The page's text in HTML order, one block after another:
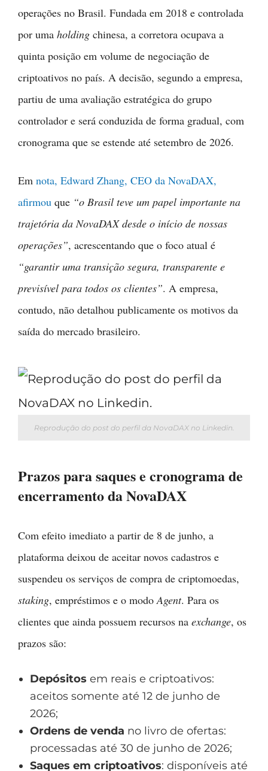
operações no Brasil. Fundada em 2018 e controlada
por uma holding chinesa, a corretora ocupava a
quinta posição em volume de negociação de
criptoativos no país. A decisão, segundo a empresa,
partiu de uma avaliação estratégica do grupo
controlador e será conduzida de forma gradual, com
cronograma que se estende até setembro de 2026.
Em nota, Edward Zhang, CEO da NovaDAX,
afirmou que “o Brasil teve um papel importante na
trajetória da NovaDAX desde o início de nossas
operações”, acrescentando que o foco atual é
“garantir uma transição segura, transparente e
previsível para todos os clientes”. A empresa,
contudo, não detalhou publicamente os motivos da
saída do mercado brasileiro.
Reprodução do post do perfil da NovaDAX no Linkedin.
Prazos para saques e cronograma de
encerramento da NovaDAX
Com efeito imediato a partir de 8 de junho, a
plataforma deixou de aceitar novos cadastros e
suspendeu os serviços de compra de criptomoedas,
staking, empréstimos e o modoAgent. Para os
clientes que ainda possuem recursos na exchange, os
prazos são:
Depósitos em reais e criptoativos:
aceitos somente até 12 de junho de
2026;
Ordens de venda no livro de ofertas:
processadas até 30 de junho de 2026;
Saques em criptoativos: disponíveis até